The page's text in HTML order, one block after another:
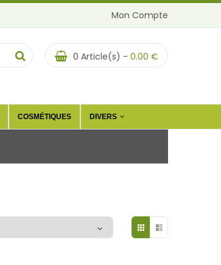
Mon Compte
0 Article(s) - 0.00 €
COSMÉTIQUES DIVERS